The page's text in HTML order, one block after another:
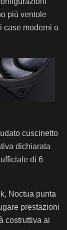
più ventole
case moderni o
cuscinetto
dichiarata
di 6
Noctua punta
prestazioni
costruttiva ai